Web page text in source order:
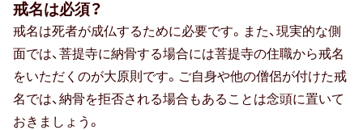
戒名は必須？
戒名は死者が成仏するために必要です。また、現実的な側
面では、菩提寺に納骨する場合には菩提寺の住職から戒名
をいただくのが大原則です。ご自身や他の僧侶が付けた戒
名では、納骨を拒否される場合もあることは念頭に置いて
おきましょう。